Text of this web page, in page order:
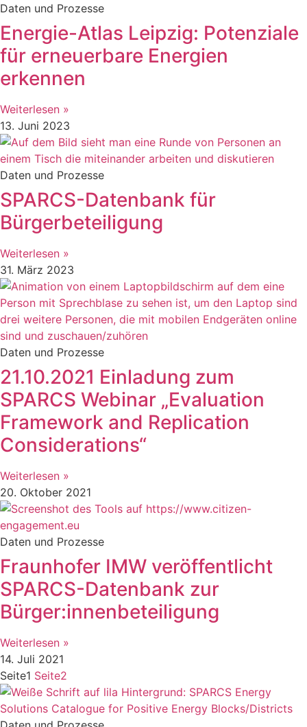
Daten und Prozesse
Energie-Atlas Leipzig: Potenziale
für erneuerbare Energien
erkennen
Weiterlesen »
13. Juni 2023
Daten und Prozesse
SPARCS-Datenbank für
Bürgerbeteiligung
Weiterlesen »
31. März 2023
Daten und Prozesse
21.10.2021 Einladung zum
SPARCS Webinar „Evaluation
Framework and Replication
Considerations“
Weiterlesen »
20. Oktober 2021
Daten und Prozesse
Fraunhofer IMW veröffentlicht
SPARCS-Datenbank zur
Bürger:innenbeteiligung
Weiterlesen »
14. Juli 2021
Seite1 Seite2